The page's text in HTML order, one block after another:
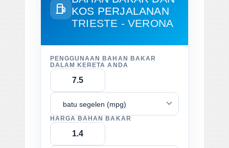
KOS PERJALANAN
TRIESTE - VERONA
PENGGUNAAN BAHAN BAKAR
DALAM KERETA ANDA
batu segelen (mpg)
HARGA BAHAN BAKAR